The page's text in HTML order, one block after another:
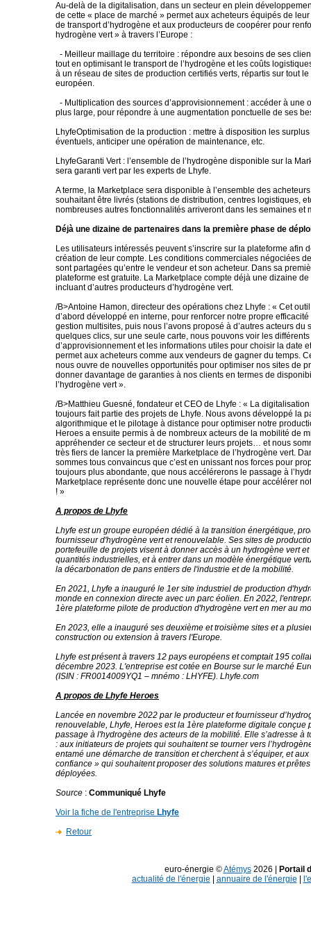
Au-delà de la digitalisation, dans un secteur en plein
de cette « place de marché » permet aux acheteurs équipés de
de transport d’hydrogène et aux producteurs de coopérer pour
hydrogène vert » à travers l’Europe :
- Meilleur maillage du territoire : répondre aux besoins de ses
tout en optimisant le transport de l’hydrogène et les coûts
à un réseau de sites de production certifiés verts, répartis sur tout
européen.
- Multiplication des sources d’approvisionnement : accéder à une
plus large, pour répondre à une augmentation ponctuelle de ses
LhyfeOptimisation de la production : mettre à disposition les
éventuels, anticiper une opération de maintenance, etc.
LhyfeGaranti Vert : l’ensemble de l’hydrogène disponible sur la
sera garanti vert par les experts de Lhyfe.
A terme, la Marketplace sera disponible à l’ensemble des
souhaitant être livrés (stations de distribution, centres logistiques,
nombreuses autres fonctionnalités arriveront dans les semaines et
Déjà une dizaine de partenaires dans la première phase de
Les utilisateurs intéressés peuvent s’inscrire sur la plateforme afin
création de leur compte. Les conditions commerciales négociées
sont partagées qu’entre le vendeur et son acheteur. Dans sa
plateforme est gratuite. La Marketplace compte déjà une dizaine
incluant d’autres producteurs d’hydrogène vert.
/B>Antoine Hamon, directeur des opérations chez Lhyfe : « Cet
d’abord développé en interne, pour renforcer notre propre
gestion multisites, puis nous l’avons proposé à d’autres acteurs du
quelques clics, sur une seule carte, nous pouvons voir les
d’approvisionnement et les informations utiles pour choisir la date
permet aux acheteurs comme aux vendeurs de gagner du temps.
nous ouvre de nouvelles opportunités pour optimiser nos sites de
donner davantage de garanties à nos clients en termes de
l’hydrogène vert ».
/B>Matthieu Guesné, fondateur et CEO de Lhyfe : « La
toujours fait partie des projets de Lhyfe. Nous avons développé la
algorithmique et le pilotage à distance pour optimiser notre
Heroes a ensuite permis à de nombreux acteurs de la mobilité de
appréhender ce secteur et de structurer leurs projets… et nous
très fiers de lancer la première Marketplace de l’hydrogène vert.
sommes tous convaincus que c’est en unissant nos forces pour
toujours plus abondante, que nous accélérerons le passage à
Marketplace représente donc une nouvelle étape pour accélérer
! »
A propos de Lhyfe
Lhyfe est un groupe européen dédié à la transition énergétique,
fournisseur d'hydrogène vert et renouvelable. Ses sites de
portefeuille de projets visent à donner accès à un hydrogène vert
quantités industrielles, et à entrer dans un modèle énergétique
la décarbonation de pans entiers de l'industrie et de la mobilité.
En 2021, Lhyfe a inauguré le 1er site industriel de production
monde en connexion directe avec un parc éolien. En 2022,
1ère plateforme pilote de production d'hydrogène vert en mer au
En 2023, elle a inauguré ses deuxième et troisième sites et a
construction ou extension à travers l'Europe.
Lhyfe est présent à travers 12 pays européens et comptait 195
décembre 2023. L'entreprise est cotée en Bourse sur le marché
(ISIN : FR0014009YQ1 – mnémo : LHYFE). Lhyfe.com
A propos de Lhyfe Heroes
Lancée en novembre 2022 par le producteur et fournisseur
renouvelable, Lhyfe, Heroes est la 1ère plateforme digitale conçue
passage à l'hydrogène des acteurs de la mobilité. Elle s’adresse à
: aux initiateurs de projets qui souhaitent se tourner vers
entamé une démarche de transition et cherchent à s’équiper, et
confiance » qui souhaitent proposer des solutions matures et
déployées.
Source : Communiqué Lhyfe
Voir la fiche de l'entreprise Lhyfe
Retour
euro-énergie ©Atémys2026 |
Portail
actualité de l'énergie
annuaire de l'énergie